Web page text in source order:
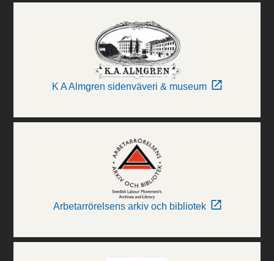
K A Almgren sidenväveri & museum
Arbetarrörelsens arkiv och bibliotek